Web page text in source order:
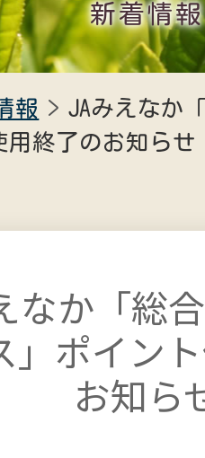
新着情報
報
JAみえなか
用終了のお知らせ
なか「総
」ポイン
お知ら